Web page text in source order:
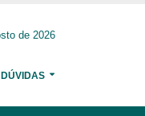
de 2026
DÚVIDAS